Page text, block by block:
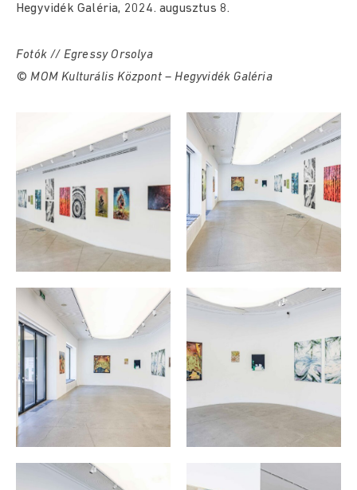
Hegyvidék Galéria, 2024. augusztus 8.
Fotók // Egressy Orsolya
© MOM Kulturális Központ – Hegyvidék Galéria